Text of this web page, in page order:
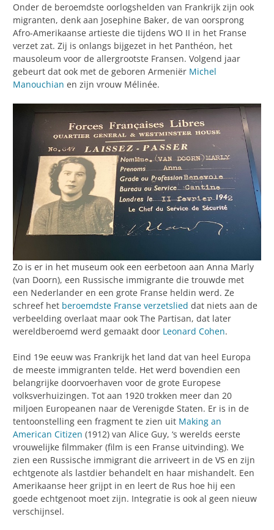
Onder de beroemdste oorlogshelden van Frankrijk zijn ook
migranten, denk aan Josephine Baker, de van oorsprong
Afro-Amerikaanse artieste die tijdens WO II in het Franse
verzet zat. Zij is onlangs bijgezet in het Panthéon, het
mausoleum voor de allergrootste Fransen. Volgend jaar
gebeurt dat ook met de geboren Armeniër Michel
Manouchian en zijn vrouw Mélinée.
Zo is er in het museum ook een eerbetoon aan Anna Marly
(van Doorn), een Russische immigrante die trouwde met
een Nederlander en een grote Franse heldin werd. Ze
schreef het beroemdste Franse verzetslied dat niets aan de
verbeelding overlaat maar ook The Partisan, dat later
wereldberoemd werd gemaakt door Leonard Cohen.
Eind 19e eeuw was Frankrijk het land dat van heel Europa
de meeste immigranten telde. Het werd bovendien een
belangrijke doorvoerhaven voor de grote Europese
volksverhuizingen. Tot aan 1920 trokken meer dan 20
miljoen Europeanen naar de Verenigde Staten. Er is in de
tentoonstelling een fragment te zien uit Making an
American Citizen (1912) van Alice Guy, ‘s werelds eerste
vrouwelijke filmmaker (film is een Franse uitvinding). We
zien een Russische immigrant die arriveert in de VS en zijn
echtgenote als lastdier behandelt en haar mishandelt. Een
Amerikaanse heer grijpt in en leert de Rus hoe hij een
goede echtgenoot moet zijn. Integratie is ook al geen nieuw
verschijnsel.